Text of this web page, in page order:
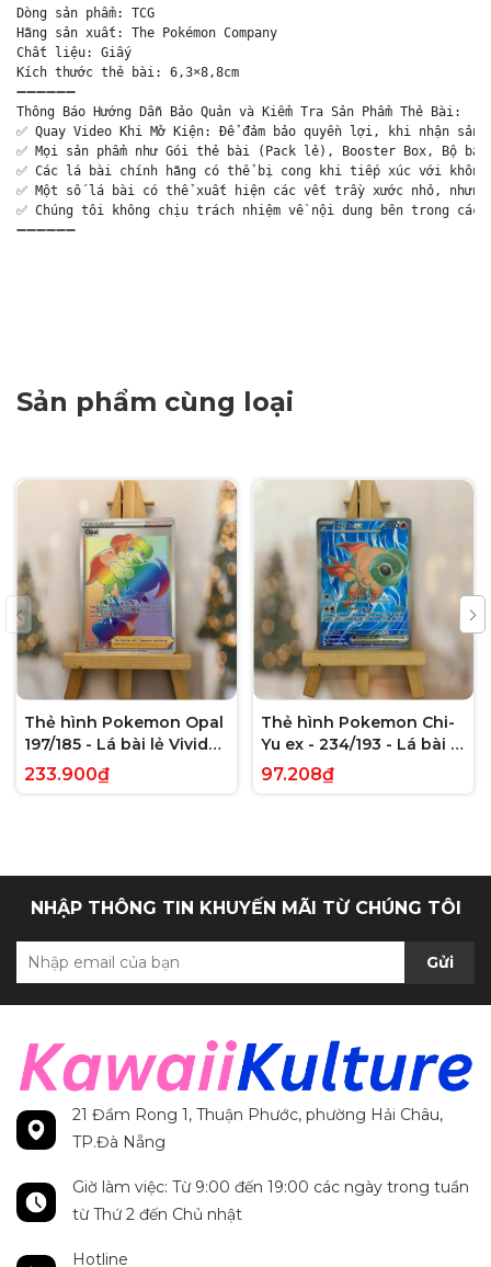
Dòng sản phẩm: TCG
Hãng sản xuất: The Pokémon Company
Chất liệu: Giấy
Kích thước thẻ bài: 6,3×8,8cm
➖➖➖➖➖➖
Thông Báo Hướng Dẫn Bảo Quản và Kiểm Tra Sản Phẩm Thẻ Bài:
✅ Quay Video Khi Mở Kiện: Để đảm bảo quyền lợi, khi nhận
✅ Mọi sản phẩm như Gói thẻ bài (Pack lẻ), Booster Box, Bộ
✅ Các lá bài chính hãng có thể bị cong khi tiếp xúc với
✅ Một số lá bài có thể xuất hiện các vết trầy xước nhỏ,
✅ Chúng tôi không chịu trách nhiệm về nội dung bên trong
➖➖➖➖➖➖
Sản phẩm cùng loại
Thẻ hình Pokemon Opal
197/185 - Lá bài lẻ Vivid
Voltage Hyper Rare tiếng
Anh chính hãng
233.900₫
Thẻ hình Pokemon Chi-
Yu ex - 234/193 - Lá bài lẻ
Paldea Evolved Full Art
Secret Rare tiếng Anh
97.208₫
NHẬP THÔNG TIN KHUYẾN MÃI TỪ CHÚNG TÔI
Gửi
21 Đầm Rong 1, Thuận Phước, phường Hải Châu,
TP.Đà Nẵng
Giờ làm việc: Từ 9:00 đến 19:00 các ngày trong tuần
từ Thứ 2 đến Chủ nhật
Hotline